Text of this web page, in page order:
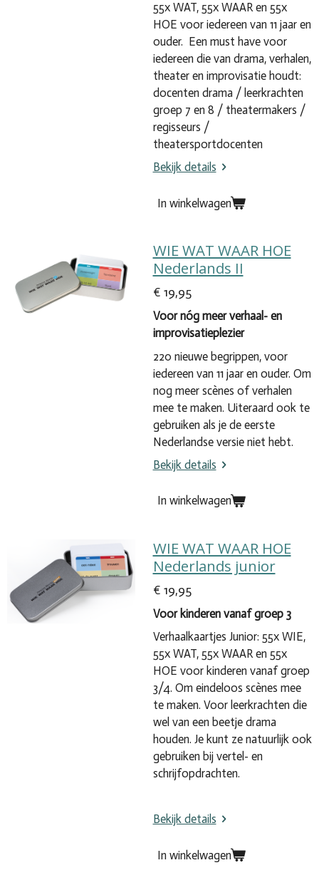
55x WAT, 55x WAAR en 55x
HOE voor iedereen van 11 jaar en
ouder.
Een must have voor
iedereen die van drama, verhalen,
theater en improvisatie houdt:
docenten drama / leerkrachten
groep 7 en 8 / theatermakers /
regisseurs /
theatersportdocenten
Bekijk details
In winkelwagen
WIE WAT WAAR HOE
Nederlands II
€ 19,95
Voor nóg meer verhaal- en
improvisatieplezier
220 nieuwe begrippen, voor
iedereen van 11 jaar en ouder. Om
nog meer scènes of verhalen
mee te maken. Uiteraard ook te
gebruiken als je de eerste
Nederlandse versie niet hebt.
Bekijk details
In winkelwagen
WIE WAT WAAR HOE
Nederlands junior
€ 19,95
Voor kinderen vanaf groep 3
Verhaalkaartjes Junior: 55x WIE,
55x WAT, 55x WAAR en 55x
HOE voor kinderen vanaf groep
3/4. Om eindeloos scènes mee
te maken. Voor leerkrachten die
wel van een beetje drama
houden. Je kunt ze natuurlijk ook
gebruiken bij vertel- en
schrijfopdrachten.
Bekijk details
In winkelwagen